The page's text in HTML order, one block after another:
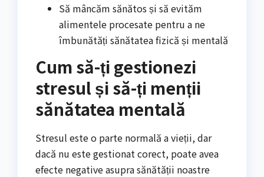
Să mâncăm sănătos și să evităm
alimentele procesate pentru a ne
îmbunătăți sănătatea fizică și mentală
Cum să-ți gestionezi
stresul și să-ți menții
sănătatea mentală
Stresul este o parte normală a vieții, dar
dacă nu este gestionat corect, poate avea
efecte negative asupra sănătății noastre